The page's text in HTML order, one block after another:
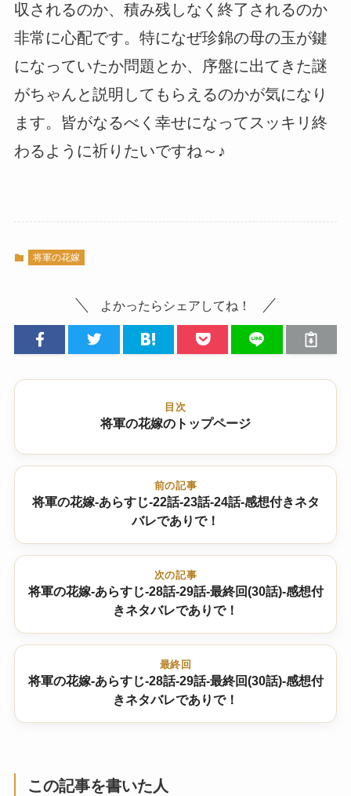
収されるのか、積み残しなく終了されるのか
非常に心配です。特になぜ珍錦の母の玉が鍵
になっていたか問題とか、序盤に出てきた謎
がちゃんと説明してもらえるのかが気になり
ます。皆がなるべく幸せになってスッキリ終
わるように祈りたいですね～♪
将軍の花嫁
よかったらシェアしてね！
目次
将軍の花嫁のトップページ
前の記事
将軍の花嫁-あらすじ-22話-23話-24話-感想付きネタ
バレでありで！
次の記事
将軍の花嫁-あらすじ-28話-29話-最終回(30話)-感想付
きネタバレでありで！
最終回
将軍の花嫁-あらすじ-28話-29話-最終回(30話)-感想付
きネタバレでありで！
この記事を書いた人